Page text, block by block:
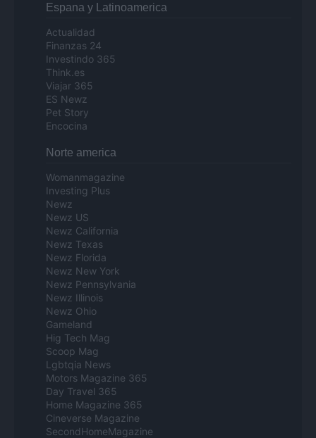
Espana y Latinoamerica
Actualidad
Finanzas 24
Investindo 365
Think.es
Viajar 365
ES Newz
Pet Story
Encocina
Norte america
Womanmagazine
Investing Plus
Newz
Newz US
Newz California
Newz Texas
Newz Florida
Newz New York
Newz Pennsylvania
Newz Illinois
Newz Ohio
Gameland
Hig Tech Mag
Scoop Mag
Lgbtqia News
Motors Magazine 365
Day Travel 365
Home Magazine 365
Cineverse Magazine
SecondHomeMagazine